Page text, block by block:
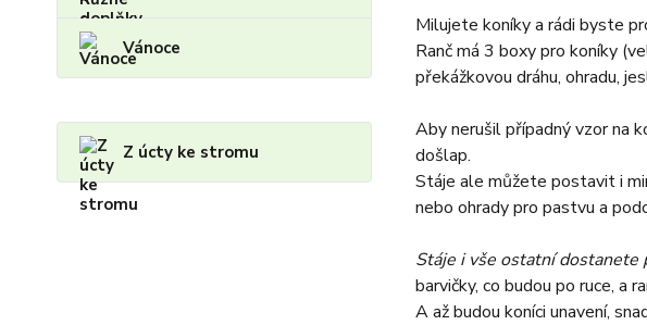
Vánoce
Z úcty ke stromu
Milujete koníky a rádi byste
Ranč má 3 boxy pro koníky
překážkovou dráhu, ohradu,
Aby nerušil případný vzor na
došlap.
Stáje ale můžete postavit i
nebo ohrady pro pastvu a
Stáje i vše ostatní dostanete
barvičky, co budou po ruce, a
A až budou koníci unavení,